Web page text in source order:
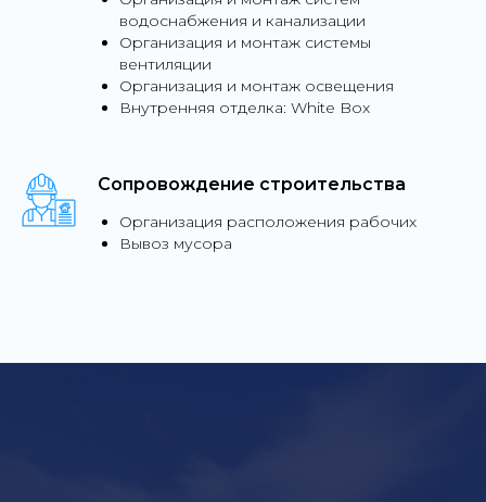
водоснабжения и канализации
Организация и монтаж системы
вентиляции
Организация и монтаж освещения
Внутренняя отделка: White Box
Сопровождение строительства
Организация расположения рабочих
Вывоз мусора